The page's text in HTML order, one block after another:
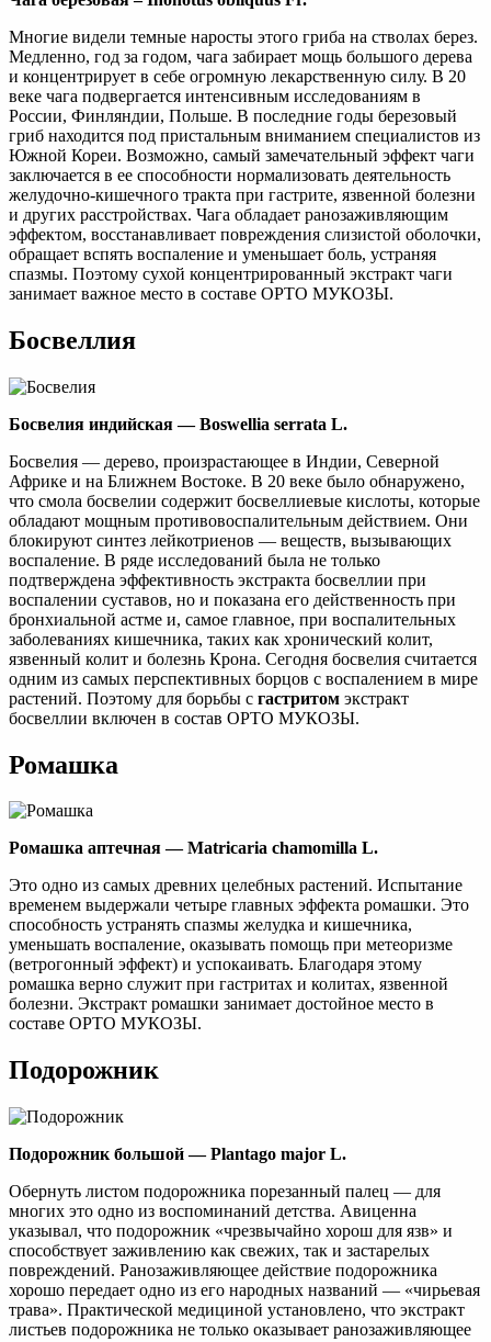
Многие видели темные наросты этого гриба на стволах берез.
Медленно, год за годом, чага забирает мощь большого дерева
и концентрирует в себе огромную лекарственную силу. В 20
веке чага подвергается интенсивным исследованиям в
России, Финляндии, Польше. В последние годы березовый
гриб находится под пристальным вниманием специалистов из
Южной Кореи. Возможно, самый замечательный эффект чаги
заключается в ее способности нормализовать деятельность
желудочно-кишечного тракта при гастрите, язвенной болезни
и других расстройствах. Чага обладает ранозаживляющим
эффектом, восстанавливает повреждения слизистой оболочки,
обращает вспять воспаление и уменьшает боль, устраняя
спазмы. Поэтому сухой концентрированный экстракт чаги
занимает важное место в составе ОРТО МУКОЗЫ.
Босвеллия
Босвелия индийская — Boswellia serrata L.
Босвелия — дерево, произрастающее в Индии, Северной
Африке и на Ближнем Востоке. В 20 веке было обнаружено,
что смола босвелии содержит босвеллиевые кислоты, которые
обладают мощным противовоспалительным действием. Они
блокируют синтез лейкотриенов — веществ, вызывающих
воспаление. В ряде исследований была не только
подтверждена эффективность экстракта босвеллии при
воспалении суставов, но и показана его действенность при
бронхиальной астме и, самое главное, при воспалительных
заболеваниях кишечника, таких как хронический колит,
язвенный колит и болезнь Крона. Сегодня босвелия считается
одним из самых перспективных борцов с воспалением в мире
растений. Поэтому для борьбы с гастритом экстракт
босвеллии включен в состав ОРТО МУКОЗЫ.
Ромашка
Ромашка аптечная — Matricaria chamomilla L.
Это одно из самых древних целебных растений. Испытание
временем выдержали четыре главных эффекта ромашки. Это
способность устранять спазмы желудка и кишечника,
уменьшать воспаление, оказывать помощь при метеоризме
(ветрогонный эффект) и успокаивать. Благодаря этому
ромашка верно служит при гастритах и колитах, язвенной
болезни. Экстракт ромашки занимает достойное место в
составе ОРТО МУКОЗЫ.
Подорожник
Подoрожник большой — Plantago major L.
Обернуть листом подорожника порезанный палец — для
многих это одно из воспоминаний детства. Авиценна
указывал, что подорожник «чрезвычайно хорош для язв» и
способствует заживлению как свежих, так и застарелых
повреждений. Ранозаживляющее действие подорожника
хорошо передает одно из его народных названий — «чирьевая
трава». Практической медициной установлено, что экстракт
листьев подорожника не только оказывает ранозаживляющее